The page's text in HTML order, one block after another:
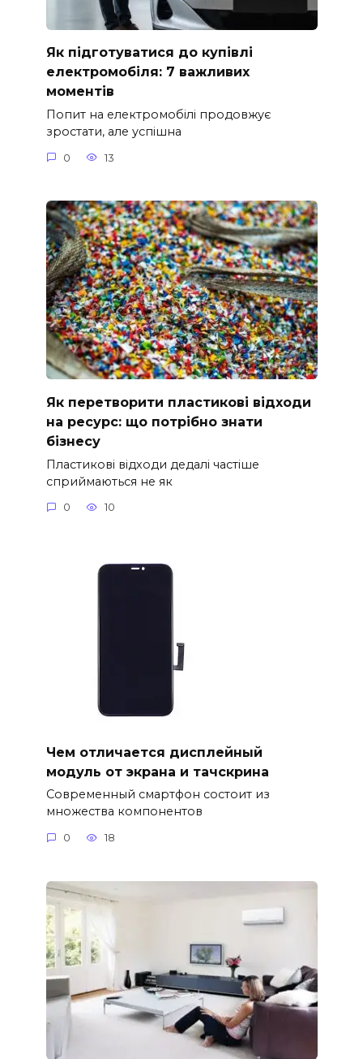
Як підготуватися до купівлі
електромобіля: 7 важливих
моментів
Попит на електромобілі продовжує
зростати, але успішна
0 13
Як перетворити пластикові відходи
на ресурс: що потрібно знати
бізнесу
Пластикові відходи дедалі частіше
сприймаються не як
0 10
Чем отличается дисплейный
модуль от экрана и тачскрина
Современный смартфон состоит из
множества компонентов
0 18